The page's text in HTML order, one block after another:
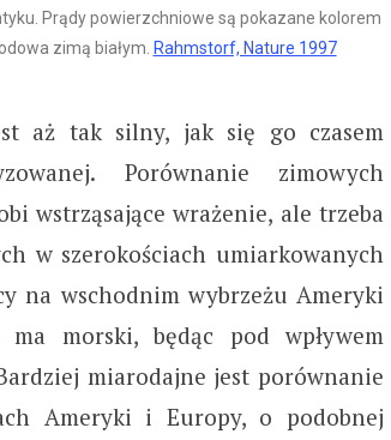
Prądy powierzchniowe są pokazane kolorem
zimą białym. Rahmstorf, Nature 1997
aż tak silny, jak się go czasem
Porównanie zimowych
wstrząsające wrażenie, ale trzeba
w szerokościach umiarkowanych
na wschodnim wybrzeżu Ameryki
morski, będąc pod wpływem
miarodajne jest porównanie
Ameryki i Europy, o podobnej